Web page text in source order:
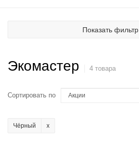
Показать фильтр
Экомастер 4 товара
Сортировать по
Чёрный